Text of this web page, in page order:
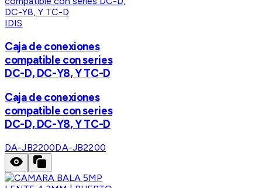
IDIS
Caja de conexiones
compatible con series
DC-D, DC-Y8, Y TC-D
Caja de conexiones
compatible con series
DC-D, DC-Y8, Y TC-D
DA-JB2200DA-JB2200